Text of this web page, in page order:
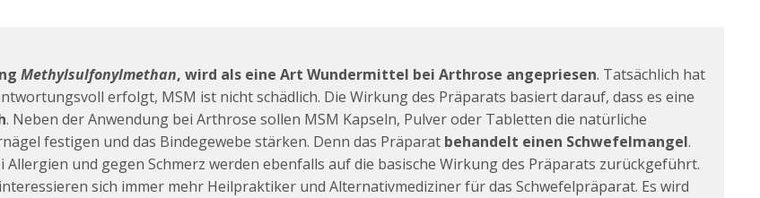
Methylsulfonylmethan, wird als eine Art Wundermittel bei Arthrose angepriesen. Tatsächlich hat
erfolgt, MSM ist nicht schädlich. Die Wirkung des Präparats basiert darauf, dass es eine
. Neben der Anwendung bei Arthrose sollen MSM Kapseln, Pulver oder Tabletten die natürliche
festigen und das Bindegewebe stärken. Denn das Präparat behandelt einen Schwefelmangel.
und gegen Schmerz werden ebenfalls auf die basische Wirkung des Präparats zurückgeführt.
sich immer mehr Heilpraktiker und Alternativmediziner für das Schwefelpräparat. Es wird